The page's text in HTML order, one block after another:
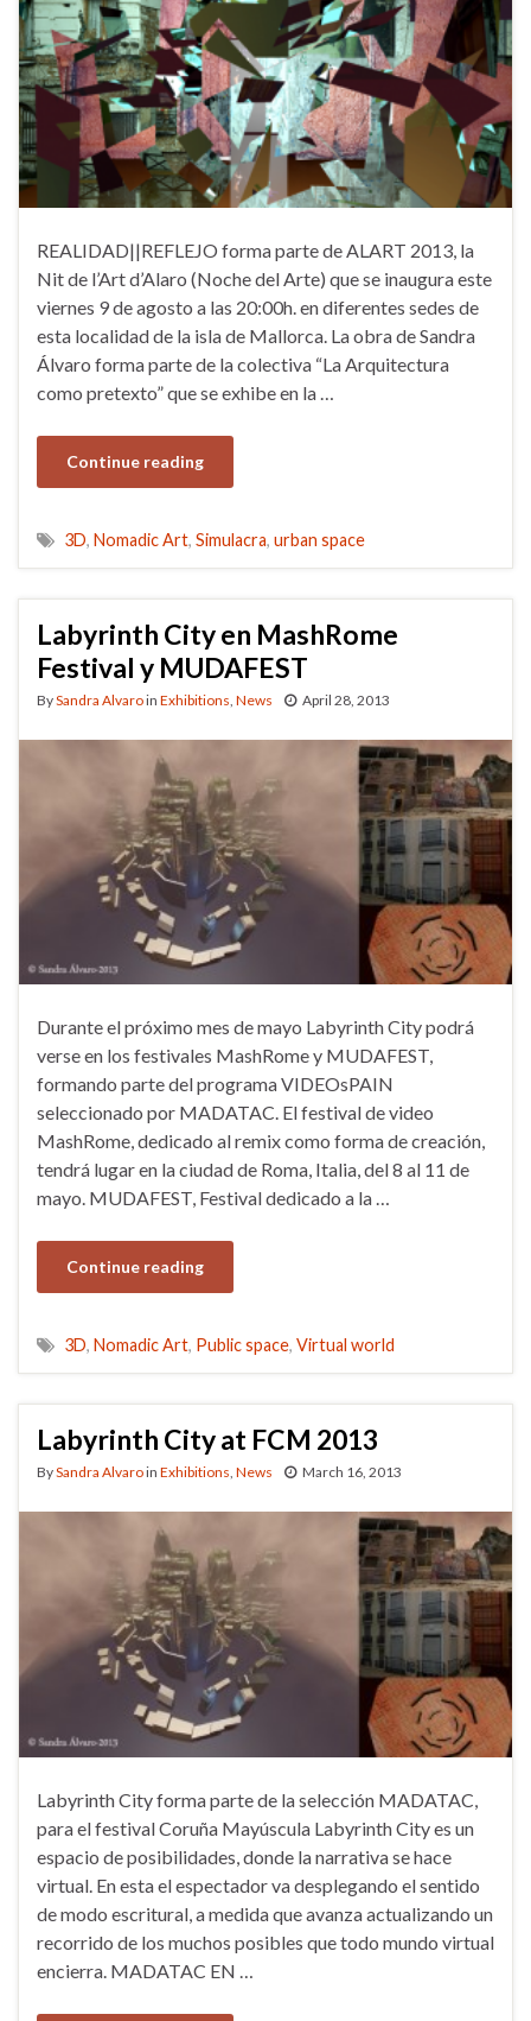
REALIDAD||REFLEJO forma parte de ALART 2013, la
Nit de l’Art d’Alaro (Noche del Arte) que se inaugura este
viernes 9 de agosto a las 20:00h. en diferentes sedes de
esta localidad de la isla de Mallorca. La obra de Sandra
Álvaro forma parte de la colectiva “La Arquitectura
como pretexto” que se exhibe en la …
Continue reading
3D, Nomadic Art, Simulacra, urban space
Labyrinth City en MashRome
Festival y MUDAFEST
BySandra Alvaroin Exhibitions News April 28, 2013
Durante el próximo mes de mayo Labyrinth City podrá
verse en los festivales MashRome y MUDAFEST,
formando parte del programa VIDEOsPAIN
seleccionado por MADATAC. El festival de video
MashRome, dedicado al remix como forma de creación,
tendrá lugar en la ciudad de Roma, Italia, del 8 al 11 de
mayo. MUDAFEST, Festival dedicado a la …
Continue reading
3D, Nomadic Art, Public space, Virtual world
Labyrinth City at FCM 2013
BySandra Alvaroin Exhibitions, News March 16, 2013
Labyrinth City forma parte de la selección MADATAC,
para el festival Coruña Mayúscula Labyrinth City es un
espacio de posibilidades, donde la narrativa se hace
virtual. En esta el espectador va desplegando el sentido
de modo escritural, a medida que avanza actualizando un
recorrido de los muchos posibles que todo mundo virtual
encierra. MADATAC EN …